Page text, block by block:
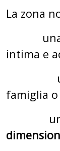
La zona
intima e
famiglia